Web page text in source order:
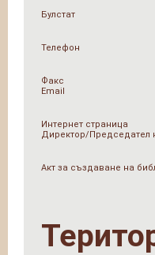
Булстат
Телефон
Факс
Email
Интернет страница
Директор/Председател
Акт за създаване на